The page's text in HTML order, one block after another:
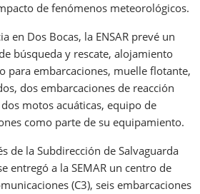
de fenómenos meteorológicos.
en Dos Bocas, la ENSAR prevé un
búsqueda y rescate, alojamiento
para embarcaciones, muelle flotante,
dos embarcaciones de reacción
motos acuáticas, equipo de
como parte de su equipamiento.
de la Subdirección de Salvaguarda
entregó a la SEMAR un centro de
(C3), seis embarcaciones